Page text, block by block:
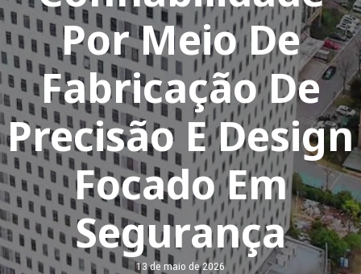
Por Meio De
Fabricação De
Precisão E Design
Focado Em
Segurança
13 de maio de 2026